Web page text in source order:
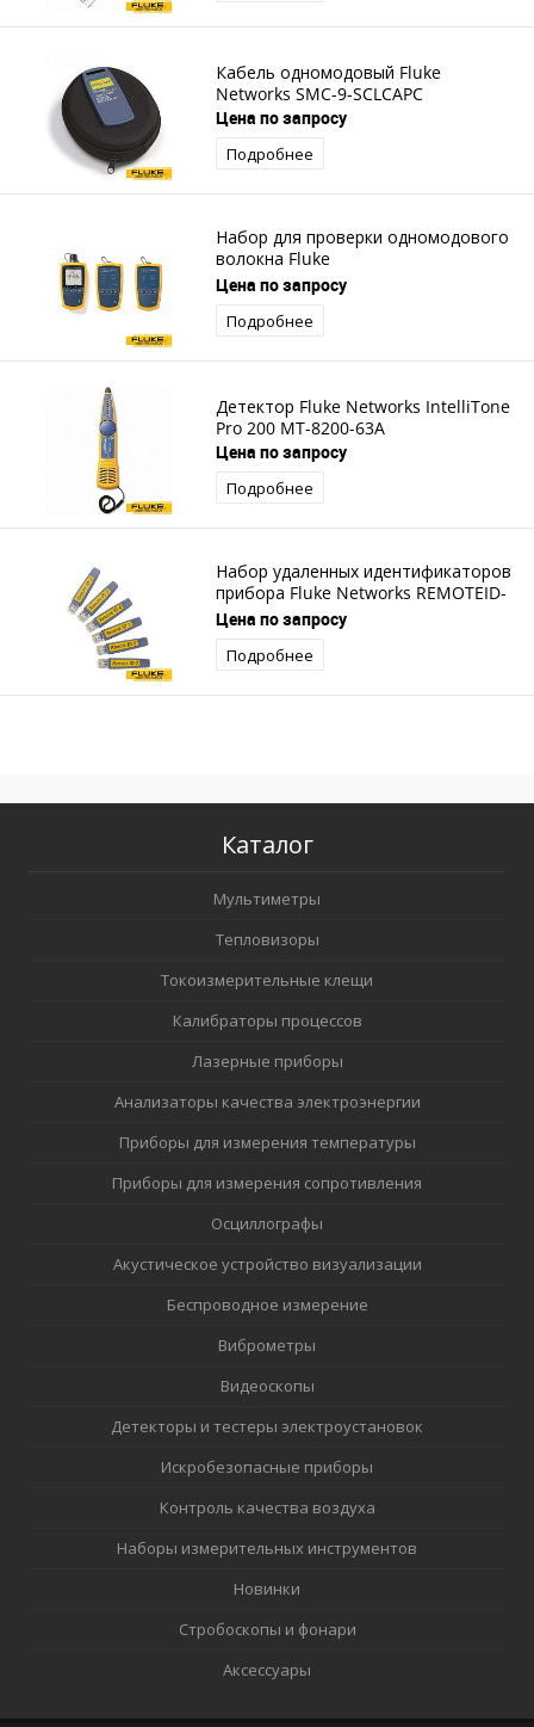
Кабель одномодовый Fluke
Networks SMC-9-SCLCAPC
Цена по запросу
Подробнее
Набор для проверки одномодового
волокна Fluke
Networks SimpliFiber Pro FTK2100
Цена по запросу
Подробнее
Детектор Fluke Networks IntelliTone
Pro 200 MT-8200-63A
Цена по запросу
Подробнее
Набор удаленных идентификаторов
прибора Fluke Networks REMOTEID-
KIT
Цена по запросу
Подробнее
Каталог
Мультиметры
Тепловизоры
Токоизмерительные клещи
Калибраторы процессов
Лазерные приборы
Анализаторы качества электроэнергии
Приборы для измерения температуры
Приборы для измерения сопротивления
Осциллографы
Акустическое устройство визуализации
Беспроводное измерение
Виброметры
Видеоскопы
Детекторы и тестеры электроустановок
Искробезопасные приборы
Контроль качества воздуха
Наборы измерительных инструментов
Новинки
Стробоскопы и фонари
Аксессуары